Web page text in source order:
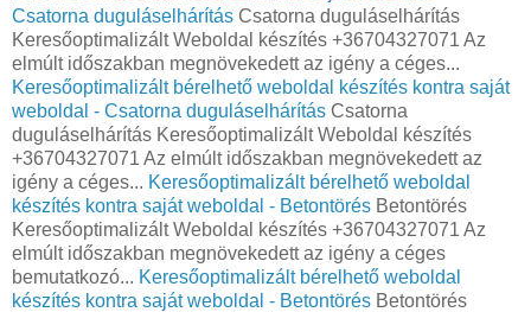
Csatorna duguláselhárítás Csatorna duguláselhárítás
Keresőoptimalizált Weboldal készítés +36704327071 Az
elmúlt időszakban megnövekedett az igény a céges...
Keresőoptimalizált bérelhető weboldal készítés kontra saját
weboldal - Csatorna duguláselhárítás Csatorna
duguláselhárítás Keresőoptimalizált Weboldal készítés
+36704327071 Az elmúlt időszakban megnövekedett az
igény a céges... Keresőoptimalizált bérelhető weboldal
készítés kontra saját weboldal - Betontörés Betontörés
Keresőoptimalizált Weboldal készítés +36704327071 Az
elmúlt időszakban megnövekedett az igény a céges
bemutatkozó... Keresőoptimalizált bérelhető weboldal
készítés kontra saját weboldal - Betontörés Betontörés